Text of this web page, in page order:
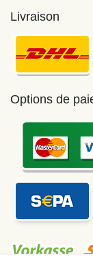
Livraison
Options de